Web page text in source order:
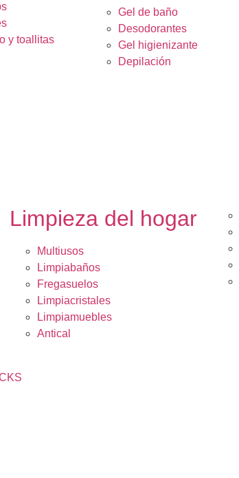
y toallitas
Gel de baño
Desodorantes
Gel higienizante
Depilación
Limpieza del hogar
Multiusos
Limpiabaños
Fregasuelos
Limpiacristales
Limpiamuebles
Antical